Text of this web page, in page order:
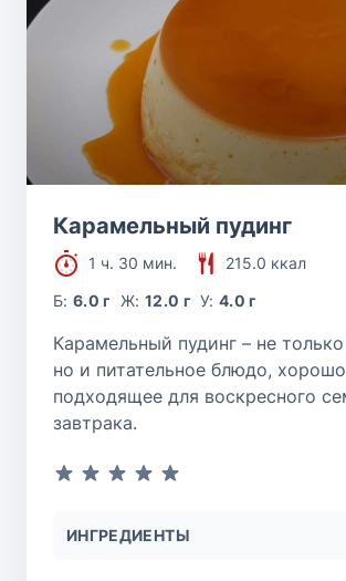
Карамельный пудинг
1 ч. 30 мин.
215.0 ккал
Б:6.0 г Ж: 12.0 г У:4.0 г
Карамельный пудинг – не
но и питательное блюдо, хорошо
подходящее для воскресного
завтрака.
ИНГРЕДИЕНТЫ